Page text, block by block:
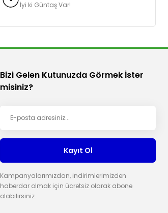
İyi ki Güntaş Var!
Bizi Gelen Kutunuzda Görmek İster
misiniz?
Kayıt Ol
Kampanyalarımızdan, indirimlerimizden
haberdar olmak için ücretsiz olarak abone
olabilirsiniz.